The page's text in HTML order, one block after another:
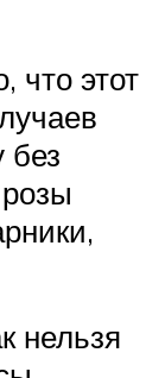
что этот
без
нельзя